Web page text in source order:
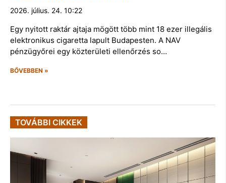
2026. július. 24. 10:22
Egy nyitott raktár ajtaja mögött több mint 18 ezer illegális
elektronikus cigaretta lapult Budapesten. A NAV
pénzügyőrei egy közterületi ellenőrzés so…
BŐVEBBEN »
TOVÁBBI CIKKEK